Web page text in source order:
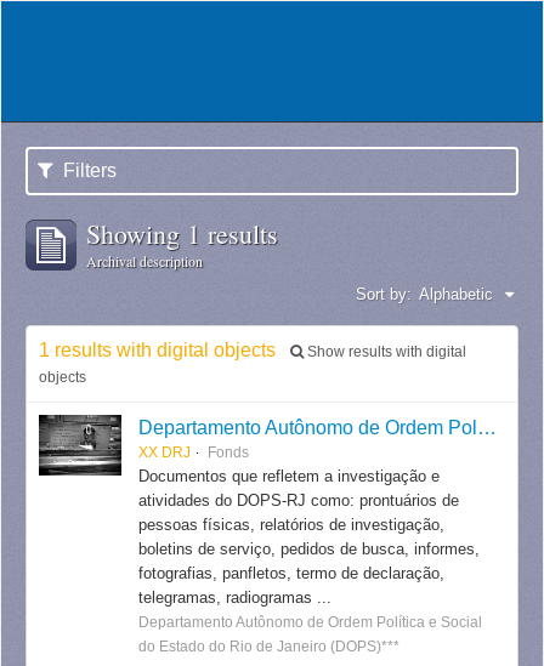
Filters
Showing 1 results
Archival description
Sort by: Alphabetic
1 results with digital objects
Show results with digital
objects
Departamento Autônomo de Ordem Política e Social do Estado do Rio de Janeiro
XX DRJ Fonds
Documentos que refletem a investigação e
atividades do DOPS-RJ como: prontuários de
pessoas físicas, relatórios de investigação,
boletins de serviço, pedidos de busca, informes,
fotografias, panfletos, termo de declaração,
telegramas, radiogramas ...
Departamento Autônomo de Ordem Política e Social
do Estado do Rio de Janeiro (DOPS)***